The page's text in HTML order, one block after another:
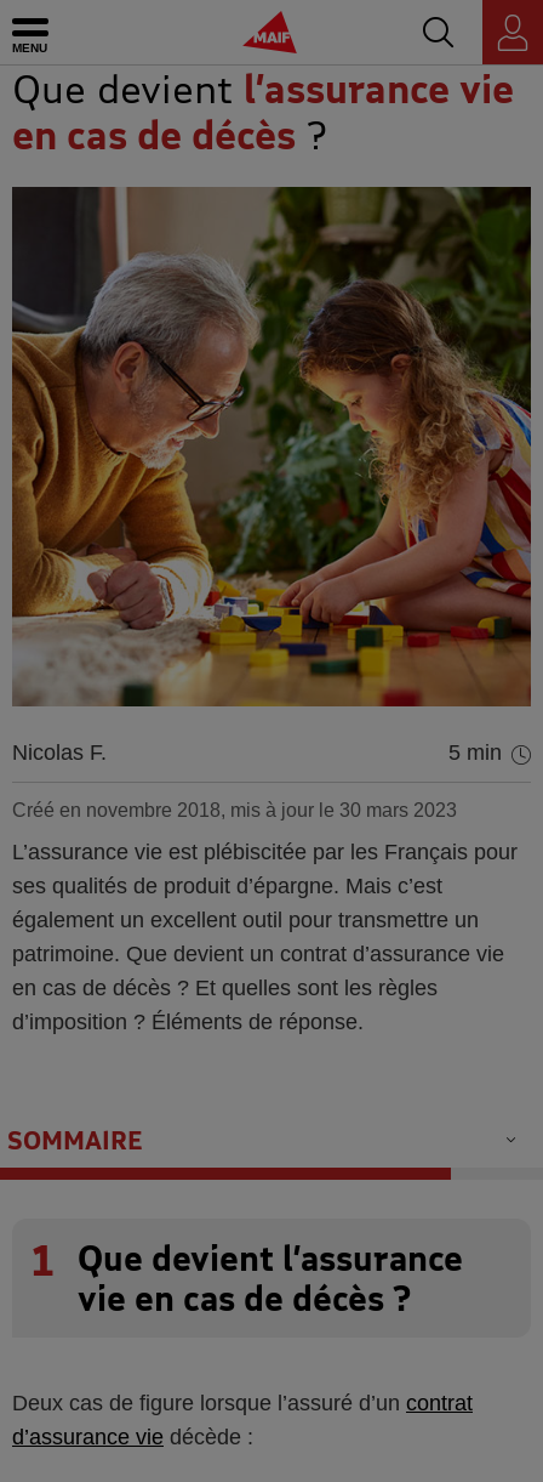
Ouvrir le menu MAIF - Allez à l'accueil de maif.fr
Accédez au
Espace
personnel
Que devient l’assurance vie
en cas de décès ?
Nicolas F. 5 min
Créé en novembre 2018, mis à jour le 30 mars 2023
L’assurance vie est plébiscitée par les Français pour
ses qualités de produit d’épargne. Mais c’est
également un excellent outil pour transmettre un
patrimoine. Que devient un contrat d’assurance vie
en cas de décès ? Et quelles sont les règles
d’imposition ? Éléments de réponse.
SOMMAIRE
1
Que devient l’assurance
vie en cas de décès ?
Deux cas de figure lorsque l’assuré d’un contrat
d’assurance vie décède :